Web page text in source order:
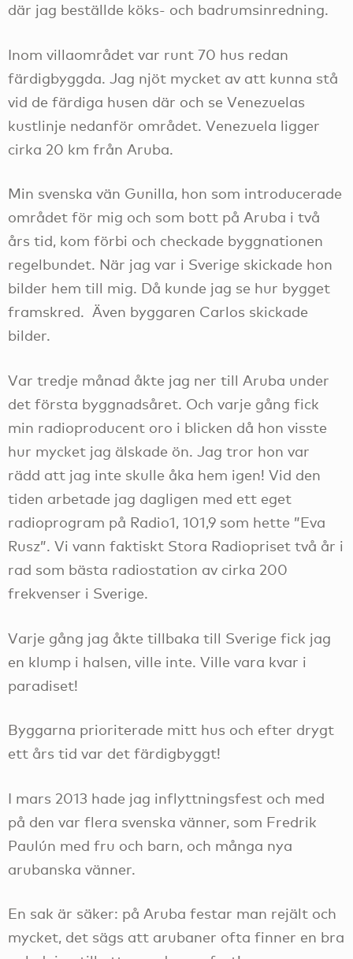
där jag beställde köks- och badrumsinredning.
Inom villaområdet var runt 70 hus redan
färdigbyggda. Jag njöt mycket av att kunna stå
vid de färdiga husen där och se Venezuelas
kustlinje nedanför området. Venezuela ligger
cirka 20 km från Aruba.
Min svenska vän Gunilla, hon som introducerade
området för mig och som bott på Aruba i två
års tid, kom förbi och checkade byggnationen
regelbundet. När jag var i Sverige skickade hon
bilder hem till mig. Då kunde jag se hur bygget
framskred. Även byggaren Carlos skickade
bilder.
Var tredje månad åkte jag ner till Aruba under
det första byggnadsåret. Och varje gång fick
min radioproducent oro i blicken då hon visste
hur mycket jag älskade ön. Jag tror hon var
rädd att jag inte skulle åka hem igen! Vid den
tiden arbetade jag dagligen med ett eget
radioprogram på Radio1, 101,9 som hette ”Eva
Rusz”. Vi vann faktiskt Stora Radiopriset två år i
rad som bästa radiostation av cirka 200
frekvenser i Sverige.
Varje gång jag åkte tillbaka till Sverige fick jag
en klump i halsen, ville inte. Ville vara kvar i
paradiset!
Byggarna prioriterade mitt hus och efter drygt
ett års tid var det färdigbyggt!
I mars 2013 hade jag inflyttningsfest och med
på den var flera svenska vänner, som Fredrik
Paulún med fru och barn, och många nya
arubanska vänner.
En sak är säker: på Aruba festar man rejält och
mycket, det sägs att arubaner ofta finner en bra